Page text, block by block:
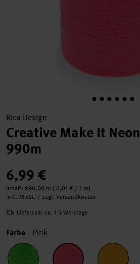
Rico Design
Creative Make It Neon
990m
6,99 €
Inhalt: 990,00 m ( 0,01 € / 1 m)
inkl. MwSt. / zzgl. Versandkosten
Lieferzeit: ca. 1-3 Werktage
Farbe Pink